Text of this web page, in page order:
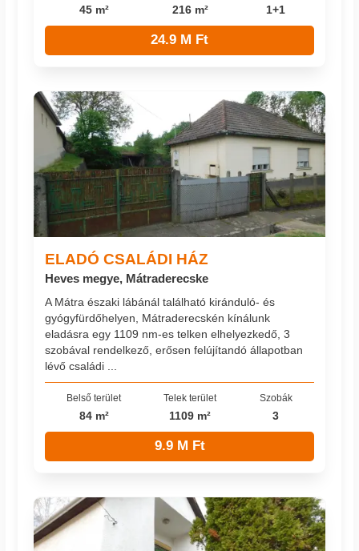
45 m² 216 m² 1+1
24.9 M Ft
ELADÓ CSALÁDI HÁZ
Heves megye, Mátraderecske
A Mátra északi lábánál található kiránduló- és
gyógyfürdőhelyen, Mátraderecskén kínálunk
eladásra egy 1109 nm-es telken elhelyezkedő, 3
szobával rendelkező, erősen felújítandó állapotban
lévő családi ...
Belső terület
84 m²
Telek terület
1109 m²
Szobák
3
9.9 M Ft